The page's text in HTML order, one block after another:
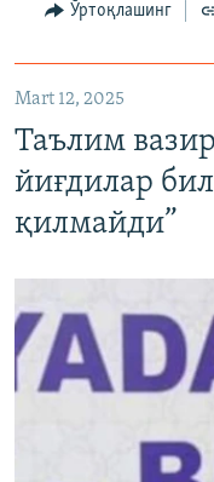
Ўртоқлашинг
Mart 12, 2025
Таълим
йиғдилар
қилмайди”